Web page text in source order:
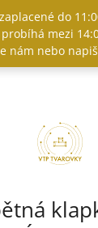
do
mezi
nám nebo